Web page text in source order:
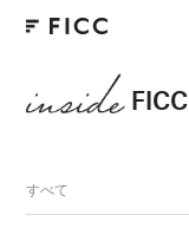
FICC
すべて